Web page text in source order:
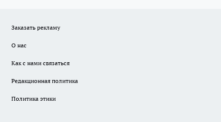
Заказать рекламу
О нас
Как с нами связаться
Редакционная политика
Политика этики